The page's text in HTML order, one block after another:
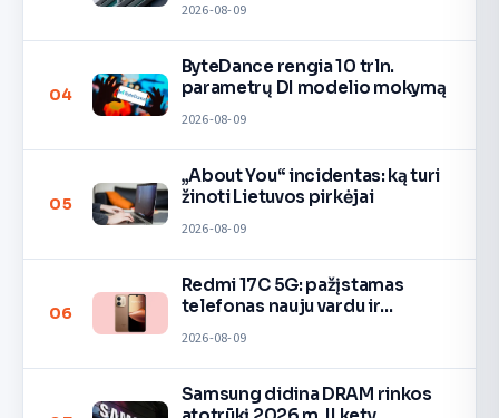
2026-08-09
04
ByteDance rengia 10 trln.
parametrų DI modelio mokymą
2026-08-09
05
„About You“ incidentas: ką turi
žinoti Lietuvos pirkėjai
2026-08-09
06
Redmi 17C 5G: pažįstamas
telefonas nauju vardu ir
2026-08-09
Samsung didina DRAM rinkos